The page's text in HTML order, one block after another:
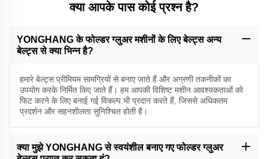
क्या आपके पास कोई प्रश्न है?
YONGHANG के फोल्डर ग्लुअर मशीनों के लिए बेल्ट्स अन्य
बेल्ट्स से क्या भिन्न है?
हमारे बेल्ट्स प्रीमियम सामग्रियों से बनाए जाते हैं और अग्रणी तकनीकों का
उपयोग करके निर्मित किए जाते हैं। हम आपकी विशिष्ट मशीन आवश्यकताओं को
फिट करने के लिए बनाई गई विकल्प भी प्रदान करते हैं, जिससे अधिकतम
प्रदर्शन और सहनशीलता सुनिश्चित होती है।
क्या मुझे YONGHANG से स्वयंशील बनाए गए फोल्डर ग्लुअर